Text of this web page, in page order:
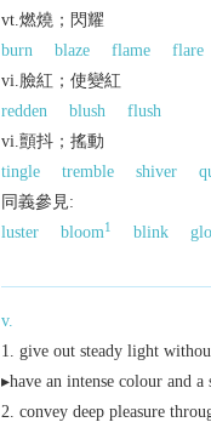
vt.燃燒；閃耀
burn
blaze flame flare
vi.臉紅；使變紅
redden
blush
flush
vi.顫抖；搖動
tingle
tremble shiver
同義參見:
luster
bloom1 blink
v.
give out steady light
▸have an intense colour and a
convey deep pleasure